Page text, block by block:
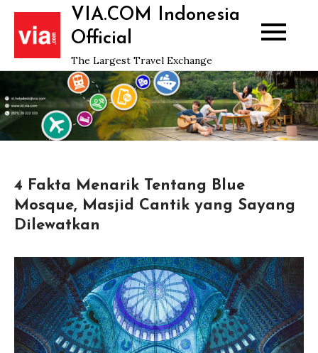
Skip
content
VIA.COM Indonesia
Official
The Largest Travel Exchange
4 Fakta Menarik Tentang Blue
Mosque, Masjid Cantik yang Sayang
Dilewatkan